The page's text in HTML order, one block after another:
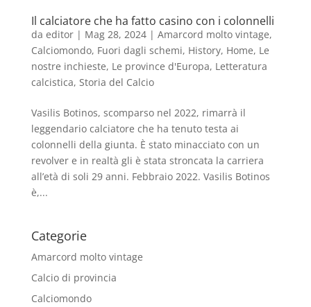
Il calciatore che ha fatto casino con i colonnelli
da editor| Mag 28, 2024| Amarcord molto vintage,
Calciomondo, Fuori dagli schemi, History, Home, Le
nostre inchieste, Le province d'Europa, Letteratura
calcistica, Storia del Calcio
Vasilis Botinos, scomparso nel 2022, rimarrà il
leggendario calciatore che ha tenuto testa ai
colonnelli della giunta. È stato minacciato con un
revolver e in realtà gli è stata stroncata la carriera
all’età di soli 29 anni. Febbraio 2022. Vasilis Botinos
è,...
Categorie
Amarcord molto vintage
Calcio di provincia
Calciomondo